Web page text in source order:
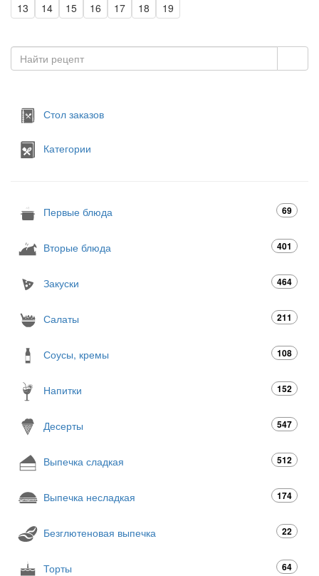
13
14 15 16 17 18 19
Стол заказов
Категории
Первые блюда 69
Вторые блюда 401
Закуски 464
Салаты 211
Соусы, кремы 108
Напитки 152
Десерты 547
Выпечка сладкая 512
Выпечка несладкая 174
Безглютеновая выпечка 22
Торты 64